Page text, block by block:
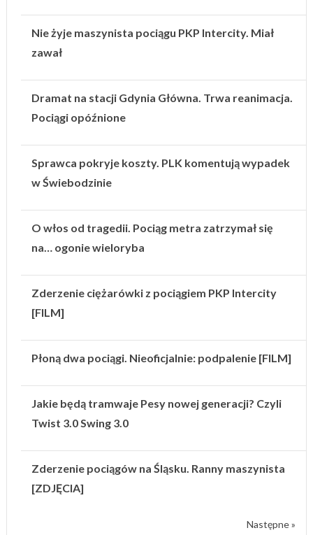
Nie żyje maszynista pociągu PKP Intercity. Miał
zawał
Dramat na stacji Gdynia Główna. Trwa reanimacja.
Pociągi opóźnione
Sprawca pokryje koszty. PLK komentują wypadek
w Świebodzinie
O włos od tragedii. Pociąg metra zatrzymał się
na… ogonie wieloryba
Zderzenie ciężarówki z pociągiem PKP Intercity
[FILM]
Płoną dwa pociągi. Nieoficjalnie: podpalenie [FILM]
Jakie będą tramwaje Pesy nowej generacji? Czyli
Twist 3.0 Swing 3.0
Zderzenie pociągów na Śląsku. Ranny maszynista
[ZDJĘCIA]
Następne »